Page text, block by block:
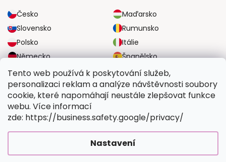
Tento web používá k poskytování služeb,
personalizaci reklam a analýze návštěvnosti soubory
cookie, které napomáhají neustále zlepšovat funkce
webu. Více informací
zde: https://business.safety.google/privacy/
Nastavení
Česko
Maďarsko
Slovensko
Rumunsko
Polsko
Itálie
Německo
Španělsko
Velká Británie
Rakousko
SPOLEHLIVÉ MOŽNOSTI DOPRAVY
BEZPEČNÉ MOŽNOSTI PLATBY